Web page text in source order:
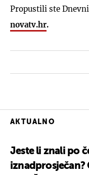
Propustili ste
novatv.hr.
AKTUALNO
Jeste li znali po